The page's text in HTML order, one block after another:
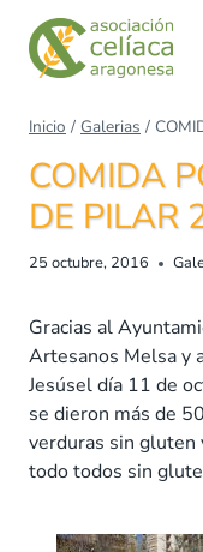
Saltar
contenido
Inicio / Galerias /
COMIDA
DE PILAR
25 octubre, 2016
Gracias al
Artesanos Melsa y
Jesúsel día 11 de
se dieron más de
verduras sin gluten
todo todos sin